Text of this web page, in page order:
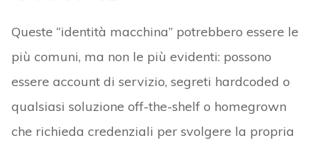
Queste “identità macchina” potrebbero essere le
più comuni, ma non le più evidenti: possono
essere account di servizio, segreti hardcoded o
qualsiasi soluzione off-the-shelf o homegrown
che richieda credenziali per svolgere la propria